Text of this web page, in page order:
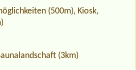
(500m), Kiosk,
(3km)